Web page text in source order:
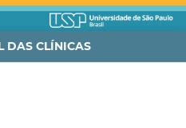
DAS CLÍNICAS